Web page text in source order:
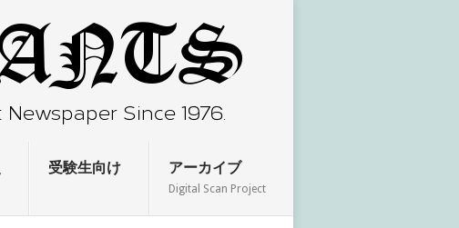
受験生向け アーカイブ
Digital Scan Project